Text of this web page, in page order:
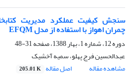
سنجش کیفیت عملکرد مدیریت
چمران اهواز با استفاده از مدل EFQM
دوره 12، شماره 1، بهار 1388، صفحه
31-48
عبدالحسین فرج پهلو، سمیه آخشیک
مشاهده مقاله
اصل مقاله 205.01 K